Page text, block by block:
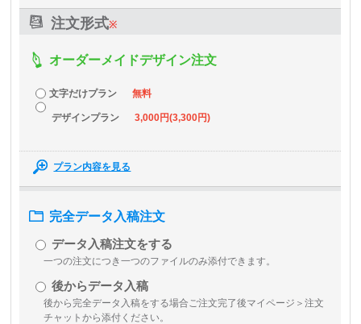
注文形式※
オーダーメイドデザイン注文
文字だけプラン 無料
デザインプラン 3,000円(3,300円)
プラン内容を見る
完全データ入稿注文
データ入稿注文をする
一つの注文につき一つのファイルのみ添付できます。
後からデータ入稿
後から完全データ入稿をする場合 ご注文完了後マイページ＞注文
チャットから添付ください。